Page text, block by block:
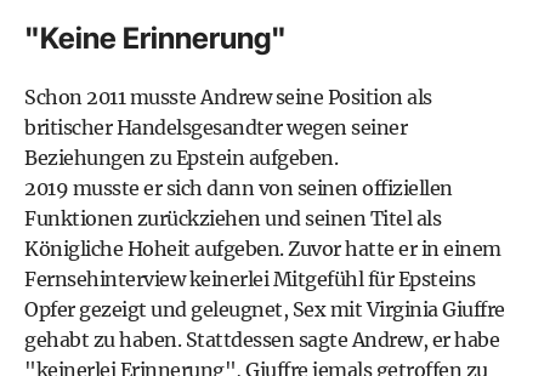
"Keine Erinnerung"
Schon 2011 musste Andrew seine Position als
britischer Handelsgesandter wegen seiner
Beziehungen zu Epstein aufgeben.
2019 musste er sich dann von seinen offiziellen
Funktionen zurückziehen und seinen Titel als
Königliche Hoheit aufgeben. Zuvor hatte er in einem
Fernsehinterview keinerlei Mitgefühl für Epsteins
Opfer gezeigt und geleugnet, Sex mit Virginia Giuffre
gehabt zu haben. Stattdessen sagte Andrew, er habe
"keinerlei Erinnerung", Giuffre jemals getroffen zu